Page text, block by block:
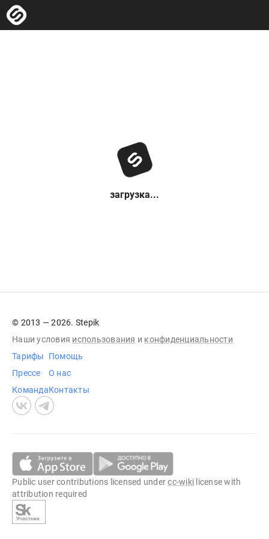
загрузка...
© 2013 — 2026. Stepik
Наши условия использования и конфиденциальности
Тарифы
Прессе
Команда
Помощь
О нас
Контакты
Public user contributions licensed undercc-wiki license with
attribution required